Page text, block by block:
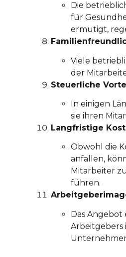
Die
für
ermutigt,
Viele
der
Steuerliche
In einigen
sie ihren
Langfristige
Obwohl die
anfallen,
Mitarbeiter
führen.
Das
Arbeitgebers